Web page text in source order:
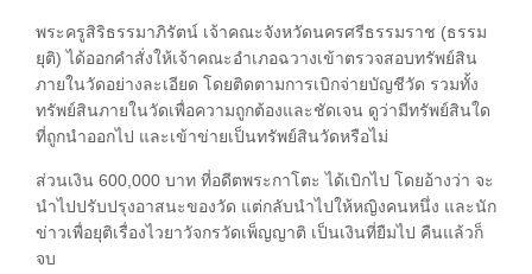
พระครูสิริธรรมาภิรัตน์ เจ้าคณะจังหวัดนครศรีธรรมราช (ธรรม
ยุติ) ได้ออกคำสั่งให้เจ้าคณะอำเภอฉวางเข้าตรวจสอบทรัพย์สิน
ภายในวัดอย่างละเอียด โดยติดตามการเบิกจ่ายบัญชีวัด รวมทั้ง
ทรัพย์สินภายในวัดเพื่อความถูกต้องและชัดเจน ดูว่ามีทรัพย์สินใด
ที่ถูกนำออกไป และเข้าข่ายเป็นทรัพย์สินวัดหรือไม่
ส่วนเงิน 600,000 บาท ที่อดีตพระกาโตะ ได้เบิกไป โดยอ้างว่า จะ
นำไปปรับปรุงอาสนะของวัด แต่กลับนำไปให้หญิงคนหนึ่ง และนัก
ข่าวเพื่อยุติเรื่องไวยาวัจกรวัดเพ็ญญาติ เป็นเงินที่ยืมไป คืนแล้วก็
จบ